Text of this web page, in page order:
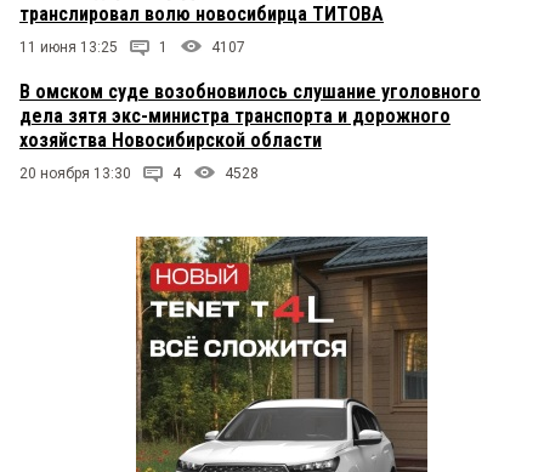
транслировал волю новосибирца ТИТОВА
11 июня 13:25 1 4107
В омском суде возобновилось слушание уголовного
дела зятя экс-министра транспорта и дорожного
хозяйства Новосибирской области
20 ноября 13:30 4 4528